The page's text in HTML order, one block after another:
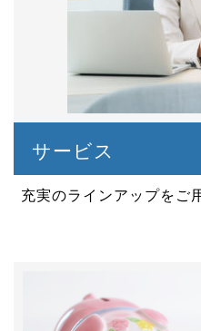
サービス
充実のラインアップをご